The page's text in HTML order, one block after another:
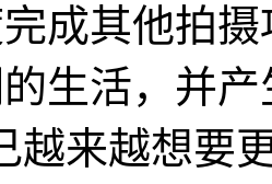
成其他拍
生活，并
越来越想要